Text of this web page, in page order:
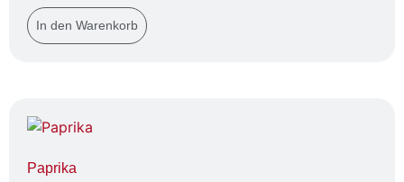
In den Warenkorb
Paprika